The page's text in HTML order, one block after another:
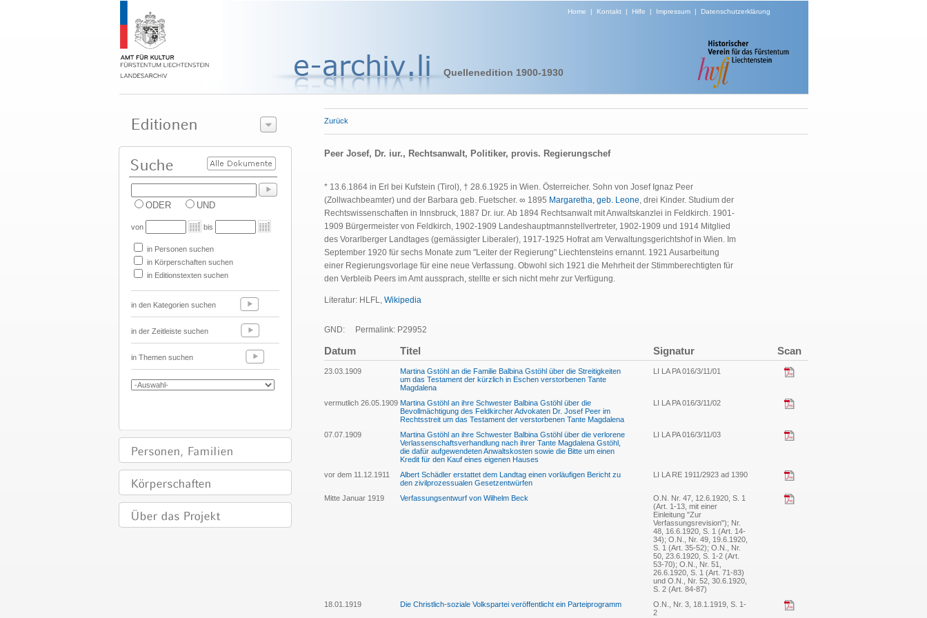
Home | Kontakt| Hilfe | Impressum| Datenschutzerklärung
Quellenedition 1900-1930
ODER UND
von bis
in Personen suchen
in Körperschaften suchen
in Editionstexten suchen
in den Kategorien suchen
in der Zeitleiste suchen
in Themen suchen
Zurück
Peer Josef, Dr. iur., Rechtsanwalt, Politiker, provis. Regierungschef
* 13.6.1864 in Erl bei Kufstein (Tirol), † 28.6.1925 in Wien. Österreicher. Sohn von Josef Ignaz Peer
(Zollwachbeamter) und der Barbara geb. Fuetscher. ∞ 1895 Margaretha, geb. Leone, drei Kinder. Studium der
Rechtswissenschaften in Innsbruck, 1887 Dr. iur. Ab 1894 Rechtsanwalt mit Anwaltskanzlei in Feldkirch. 1901-
1909 Bürgermeister von Feldkirch, 1902-1909 Landeshauptmannstellvertreter, 1902-1909 und 1914 Mitglied
des Vorarlberger Landtages (gemässigter Liberaler), 1917-1925 Hofrat am Verwaltungsgerichtshof in Wien. Im
September 1920 für sechs Monate zum "Leiter der Regierung" Liechtensteins ernannt. 1921 Ausarbeitung
einer Regierungsvorlage für eine neue Verfassung. Obwohl sich 1921 die Mehrheit der Stimmberechtigten für
den Verbleib Peers im Amt aussprach, stellte er sich nicht mehr zur Verfügung.
Literatur: HLFL, Wikipedia
GND: Permalink: P29952
Datum Titel Signatur Scan
23.03.1909
Martina Gstöhl an die Familie Balbina Gstöhl über die Streitigkeiten
um das Testament der kürzlich in Eschen verstorbenen Tante
Magdalena
LI LA PA 016/3/11/01
vermutlich 26.05.1909 Martina Gstöhl an ihre Schwester Balbina Gstöhl über die
Bevollmächtigung des Feldkircher Advokaten Dr. Josef Peer im
Rechtsstreit um das Testament der verstorbenen Tante Magdalena
LI LA PA 016/3/11/02
07.07.1909
Martina Gstöhl an ihre Schwester Balbina Gstöhl über die verlorene
Verlassenschaftsverhandlung nach ihrer Tante Magdalena Gstöhl,
die dafür aufgewendeten Anwaltskosten sowie die Bitte um einen
Kredit für den Kauf eines eigenen Hauses
LI LA PA 016/3/11/03
vor dem 11.12.1911
Albert Schädler erstattet dem Landtag einen vorläufigen Bericht zu
den zivilprozessualen Gesetzentwürfen
LI LA RE 1911/2923 ad 1390
Mitte Januar 1919 Verfassungsentwurf von Wilhelm Beck
O.N. Nr. 47, 12.6.1920, S. 1
(Art. 1-13, mit einer
Einleitung "Zur
Verfassungsrevision"); Nr.
48, 16.6.1920, S. 1 (Art. 14-
34); O.N., Nr. 49, 19.6.1920,
S. 1 (Art. 35-52); O.N., Nr.
50, 23.6.1920, S. 1-2 (Art.
53-70); O.N., Nr. 51,
26.6.1920, S. 1 (Art. 71-83)
und O.N., Nr. 52, 30.6.1920,
S. 2 (Art. 84-87)
18.01.1919
Die Christlich-soziale Volkspartei veröffentlicht ein Parteiprogramm
O.N., Nr. 3, 18.1.1919, S. 1-
2